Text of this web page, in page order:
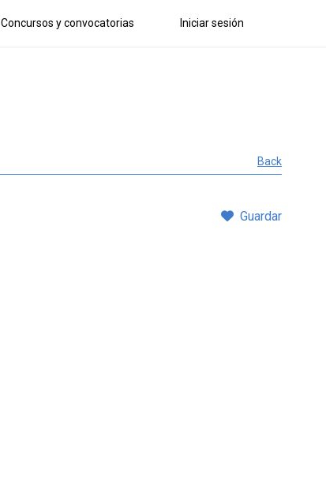
Concursos y convocatorias Iniciar sesión
Back
Guardar